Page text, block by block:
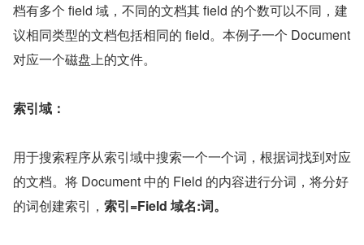
档有多个 field 域，不同的文档其 field 的个数可以不同，建
议相同类型的文档包括相同的 field。本例子一个 Document
对应一个磁盘上的文件。
索引域：
用于搜索程序从索引域中搜索一个一个词，根据词找到对应
的文档。将 Document 中的 Field 的内容进行分词，将分好
的词创建索引， 索引=Field 域名:词。